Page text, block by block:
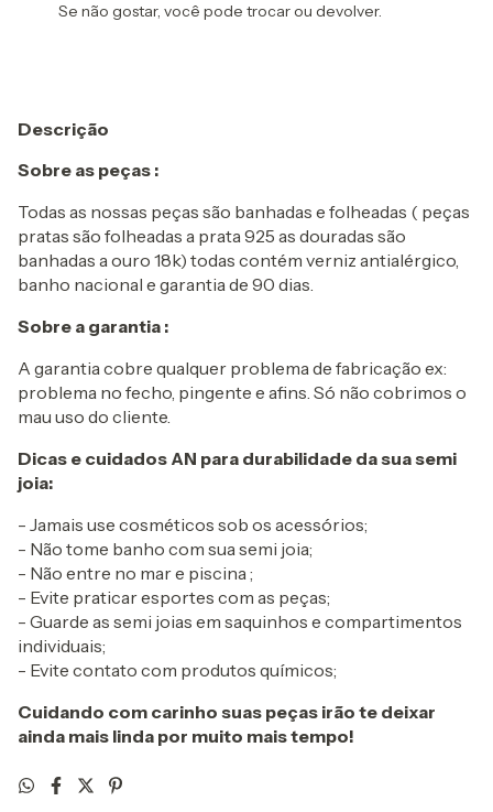
Se não gostar, você pode trocar ou devolver.
Descrição
Sobre as peças :
Todas as nossas peças são banhadas e folheadas ( peças
pratas são folheadas a prata 925 as douradas são
banhadas a ouro 18k) todas contém verniz antialérgico,
banho nacional e garantia de 90 dias.
Sobre a garantia :
A garantia cobre qualquer problema de fabricação ex:
problema no fecho, pingente e afins. Só não cobrimos o
mau uso do cliente.
Dicas e cuidados AN para durabilidade da sua semi
joia:
- Jamais use cosméticos sob os acessórios;
- Não tome banho com sua semi joia;
- Não entre no mar e piscina ;
- Evite praticar esportes com as peças;
- Guarde as semi joias em saquinhos e compartimentos
individuais;
- Evite contato com produtos químicos;
Cuidando com carinho suas peças irão te deixar
ainda mais linda por muito mais tempo!